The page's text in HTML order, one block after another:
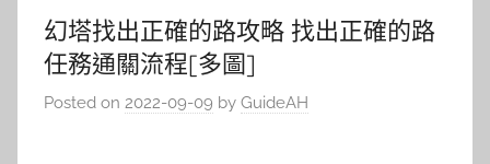
幻塔找出正確的路攻略 找出正確的路
任務通關流程[多圖]
Posted on 2022-09-09 by GuideAH